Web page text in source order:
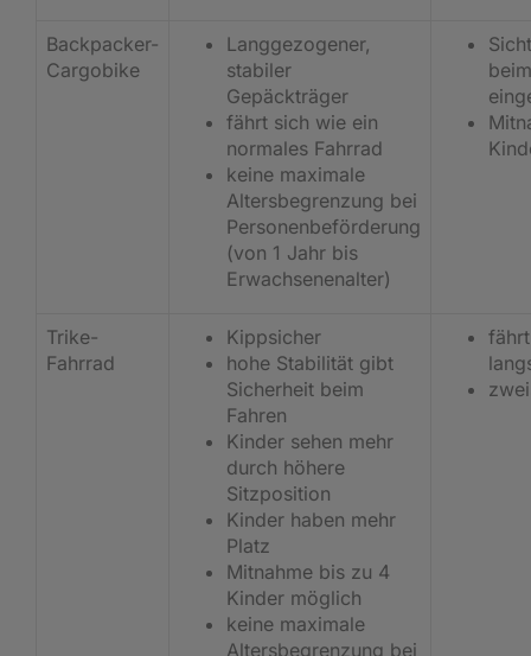
Backpacker-
Cargobike
Langgezogener,
stabiler
Gepäckträger
fährt sich wie ein
normales Fahrrad
keine maximale
Altersbegrenzung bei
Personenbeförderung
(von 1 Jahr bis
Erwachsenenalter)
Trike-
Fahrrad
Kippsicher
hohe Stabilität gibt
Sicherheit beim
Fahren
Kinder sehen mehr
durch höhere
Sitzposition
Kinder haben mehr
Platz
Mitnahme bis zu 4
Kinder möglich
keine maximale
Altersbegrenzung bei